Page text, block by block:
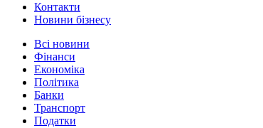
Контакти
Новини бізнесу
Всі новини
Фінанси
Економіка
Політика
Банки
Транспорт
Податки